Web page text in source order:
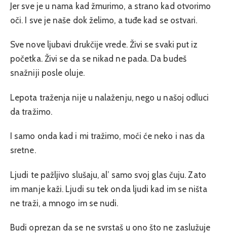
Jer sve je u nama kad žmurimo, a strano kad otvorimo
oči. I sve je naše dok želimo, a tuđe kad se ostvari.
Sve nove ljubavi drukčije vrede. Živi se svaki put iz
početka. Živi se da se nikad ne pada. Da budeš
snažniji posle oluje.
Lepota traženja nije u nalaženju, nego u našoj odluci
da tražimo.
I samo onda kad i mi tražimo, moći će neko i nas da
sretne.
Ljudi te pažljivo slušaju, al’ samo svoj glas čuju. Zato
im manje kaži. Ljudi su tek onda ljudi kad im se ništa
ne traži, a mnogo im se nudi.
Budi oprezan da se ne svrstaš u ono što ne zaslužuje